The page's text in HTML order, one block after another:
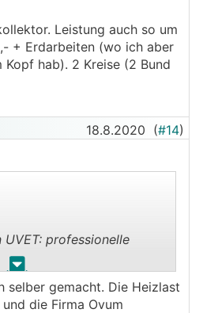
Leistung auch so um
+ Erdarbeiten (wo ich aber
hab). 2 Kreise (2 Bund
18.8.2020 (#14)
. .
professionelle
gerne sparen.
selber gemacht. Die Heizlast
die Firma Ovum